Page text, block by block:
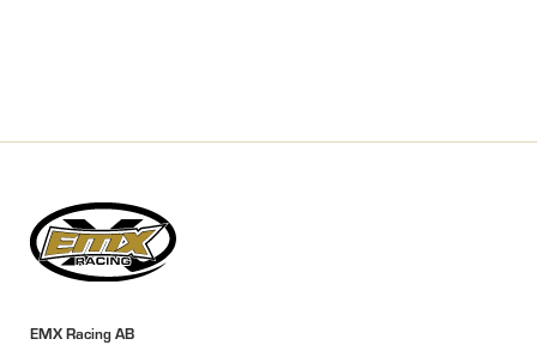
EMX Racing AB